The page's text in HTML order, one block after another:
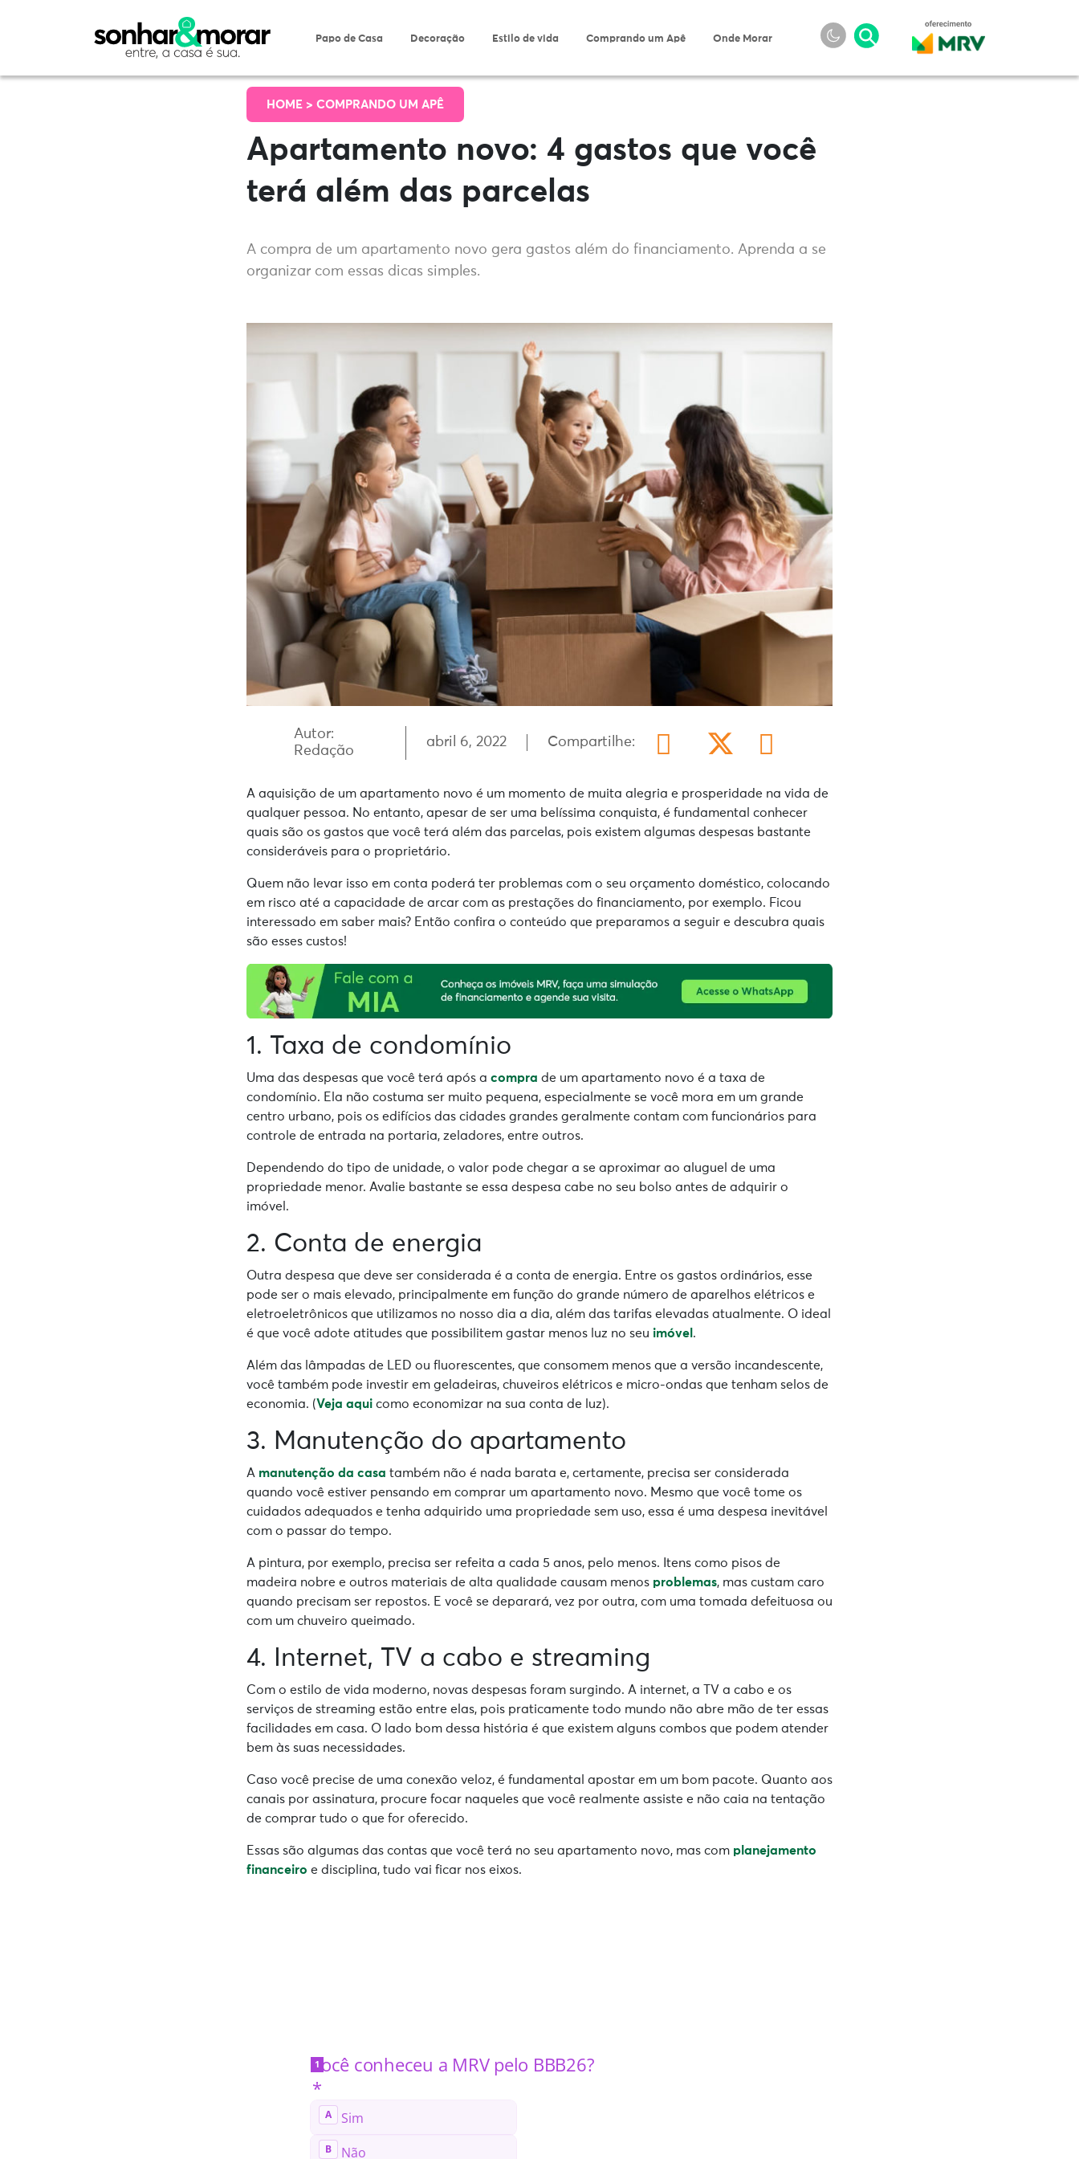
Papo de Casa Decoração Estilo de vida Comprando um Apê Onde Morar
HOME > COMPRANDO UM APÊ
Apartamento novo: 4 gastos que você
terá além das parcelas
A compra de um apartamento novo gera gastos além do financiamento. Aprenda a se
organizar com essas dicas simples.
Autor:
Redação
abril 6, 2022 Compartilhe:
A aquisição de um apartamento novo é um momento de muita alegria e prosperidade na vida de
qualquer pessoa. No entanto, apesar de ser uma belíssima conquista, é fundamental conhecer
quais são os gastos que você terá além das parcelas, pois existem algumas despesas bastante
consideráveis para o proprietário.
Quem não levar isso em conta poderá ter problemas com o seu orçamento doméstico, colocando
em risco até a capacidade de arcar com as prestações do financiamento, por exemplo. Ficou
interessado em saber mais? Então confira o conteúdo que preparamos a seguir e descubra quais
são esses custos!
1. Taxa de condomínio
Uma das despesas que você terá após a compra de um apartamento novo é a taxa de
condomínio. Ela não costuma ser muito pequena, especialmente se você mora em um grande
centro urbano, pois os edifícios das cidades grandes geralmente contam com funcionários para
controle de entrada na portaria, zeladores, entre outros.
Dependendo do tipo de unidade, o valor pode chegar a se aproximar ao aluguel de uma
propriedade menor. Avalie bastante se essa despesa cabe no seu bolso antes de adquirir o
imóvel.
2. Conta de energia
Outra despesa que deve ser considerada é a conta de energia. Entre os gastos ordinários, esse
pode ser o mais elevado, principalmente em função do grande número de aparelhos elétricos e
eletroeletrônicos que utilizamos no nosso dia a dia, além das tarifas elevadas atualmente. O ideal
é que você adote atitudes que possibilitem gastar menos luz no seu imóvel .
Além das lâmpadas de LED ou fluorescentes, que consomem menos que a versão incandescente,
você também pode investir em geladeiras, chuveiros elétricos e micro-ondas que tenham selos de
economia. (Veja aqui como economizar na sua conta de luz).
3. Manutenção do apartamento
A manutenção da casa também não é nada barata e, certamente, precisa ser considerada
quando você estiver pensando em comprar um apartamento novo. Mesmo que você tome os
cuidados adequados e tenha adquirido uma propriedade sem uso, essa é uma despesa inevitável
com o passar do tempo.
A pintura, por exemplo, precisa ser refeita a cada 5 anos, pelo menos. Itens como pisos de
madeira nobre e outros materiais de alta qualidade causam menos problemas, mas custam caro
quando precisam ser repostos. E você se deparará, vez por outra, com uma tomada defeituosa ou
com um chuveiro queimado.
4. Internet, TV a cabo e streaming
Com o estilo de vida moderno, novas despesas foram surgindo. A internet, a TV a cabo e os
serviços de streaming estão entre elas, pois praticamente todo mundo não abre mão de ter essas
facilidades em casa. O lado bom dessa história é que existem alguns combos que podem atender
bem às suas necessidades.
Caso você precise de uma conexão veloz, é fundamental apostar em um bom pacote. Quanto aos
canais por assinatura, procure focar naqueles que você realmente assiste e não caia na tentação
de comprar tudo o que for oferecido.
Essas são algumas das contas que você terá no seu apartamento novo, mas com planejamento
financeiro e disciplina, tudo vai ficar nos eixos.